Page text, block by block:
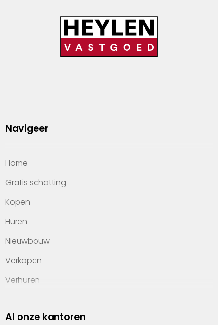
Navigeer
Home
Gratis schatting
Kopen
Huren
Nieuwbouw
Verkopen
Verhuren
Property management
Al onze kantoren